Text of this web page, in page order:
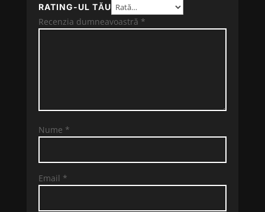
RATING-UL TĂU
Recenzia dumneavoastră *
Nume *
Email *